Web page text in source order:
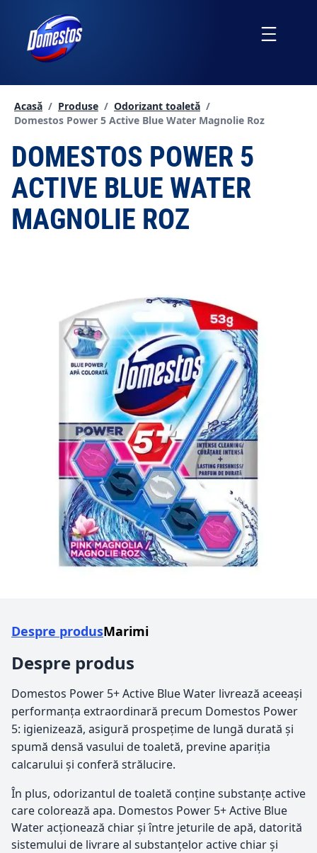
conținut
Acasă / Produse / Odorizant toaletă /
Current page:
Domestos Power 5 Active Blue Water Magnolie Roz
DOMESTOS POWER 5
ACTIVE BLUE WATER
MAGNOLIE ROZ
Despre produsMarimi
Despre produs
Domestos Power 5+ Active Blue Water livrează aceeași
performanța extraordinară precum Domestos Power
5: igienizează, asigură prospețime de lungă durată și
spumă densă vasului de toaletă, previne apariția
calcarului și conferă strălucire.
În plus, odorizantul de toaletă conține substanțe active
care colorează apa. Domestos Power 5+ Active Blue
Water acționează chiar și între jeturile de apă, datorită
sistemului de livrare al substanțelor active chiar și